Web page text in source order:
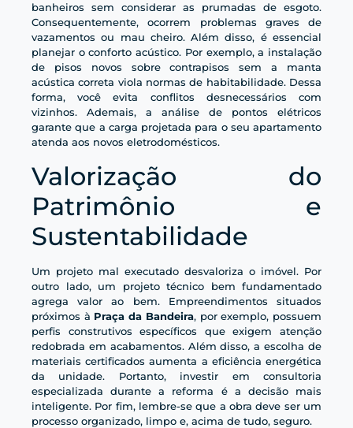
banheiros sem considerar as prumadas de esgoto.
Consequentemente, ocorrem problemas graves de
vazamentos ou mau cheiro. Além disso, é essencial
planejar o conforto acústico. Por exemplo, a instalação
de pisos novos sobre contrapisos sem a manta
acústica correta viola normas de habitabilidade. Dessa
forma, você evita conflitos desnecessários com
vizinhos. Ademais, a análise de pontos elétricos
garante que a carga projetada para o seu apartamento
atenda aos novos eletrodomésticos.
Valorização do
Patrimônio e
Sustentabilidade
Um projeto mal executado desvaloriza o imóvel. Por
outro lado, um projeto técnico bem fundamentado
agrega valor ao bem. Empreendimentos situados
próximos à Praça da Bandeira, por exemplo, possuem
perfis construtivos específicos que exigem atenção
redobrada em acabamentos. Além disso, a escolha de
materiais certificados aumenta a eficiência energética
da unidade. Portanto, investir em consultoria
especializada durante a reforma é a decisão mais
inteligente. Por fim, lembre-se que a obra deve ser um
processo organizado, limpo e, acima de tudo, seguro.